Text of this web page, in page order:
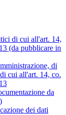
di cui all'art. 14,
(da pubblicare in
di
cui all'art. 14, co.
da
dei dati